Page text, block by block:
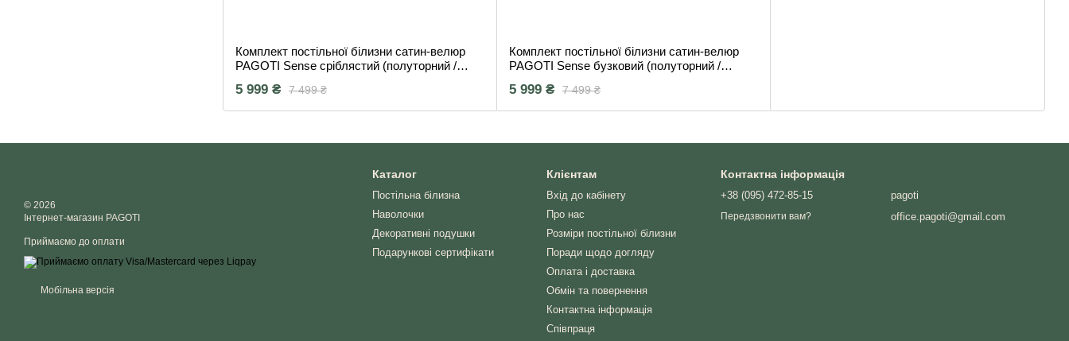
Комплект постільної білизни сатин-велюр
PAGOTI Sense сріблястий (полуторний /
7 499 ₴
5 999 ₴
Комплект постільної білизни сатин-велюр
PAGOTI Sense бузковий (полуторний /
7 499 ₴
5 999 ₴
© 2026
Інтернет-магазин PAGOTI
Приймаємо до оплати
Мобільна версія
Каталог
Постільна білизна
Наволочки
Декоративні подушки
Подарункові сертифікати
Клієнтам
Вхід до кабінету
Про нас
Розміри постільної білизни
Поради щодо догляду
Оплата і доставка
Обмін та повернення
Контактна інформація
Співпраця
Контактна інформація
+38 (095) 472-85-15
Передзвонити вам?
pagoti
office.pagoti@gmail.com